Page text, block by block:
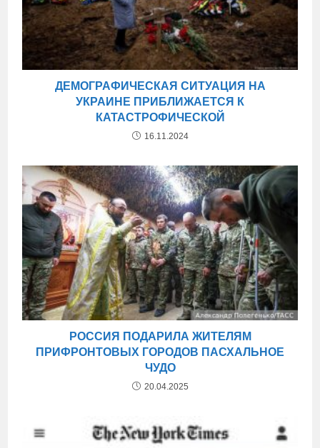
ДЕМОГРАФИЧЕСКАЯ СИТУАЦИЯ НА
УКРАИНЕ ПРИБЛИЖАЕТСЯ К
КАТАСТРОФИЧЕСКОЙ
16.11.2024
РОССИЯ ПОДАРИЛА ЖИТЕЛЯМ
ПРИФРОНТОВЫХ ГОРОДОВ ПАСХАЛЬНОЕ
ЧУДО
20.04.2025